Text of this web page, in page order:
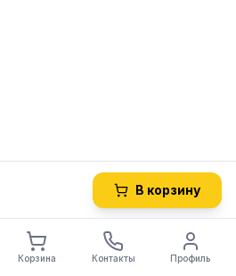
В корзину
Корзина Контакты Профиль